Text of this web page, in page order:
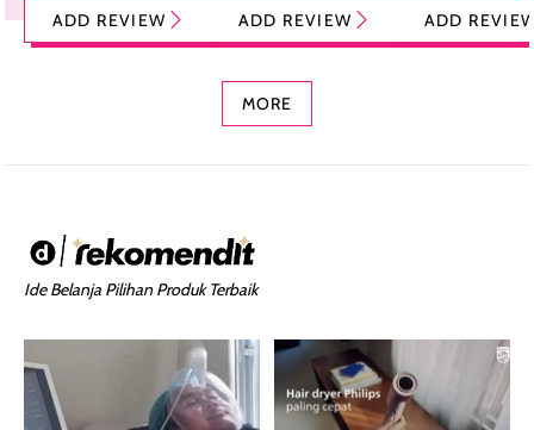
Foundation dan
ADD REVIEW
dengan Aroma
ADD REVIEW
Ringan
ADD
MORE
Ide Belanja Pilihan Produk Terbaik